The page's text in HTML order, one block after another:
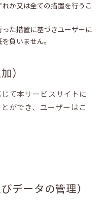
か又は全ての措置を行うこ
た措置に基づきユーザーに
負いません。
）
て本サービスサイトに
ができ、ユーザーはこ
データの管理）